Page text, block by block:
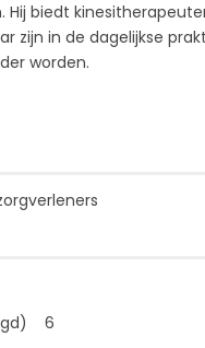
biedt
zijn in de dagelijkse
worden.
6